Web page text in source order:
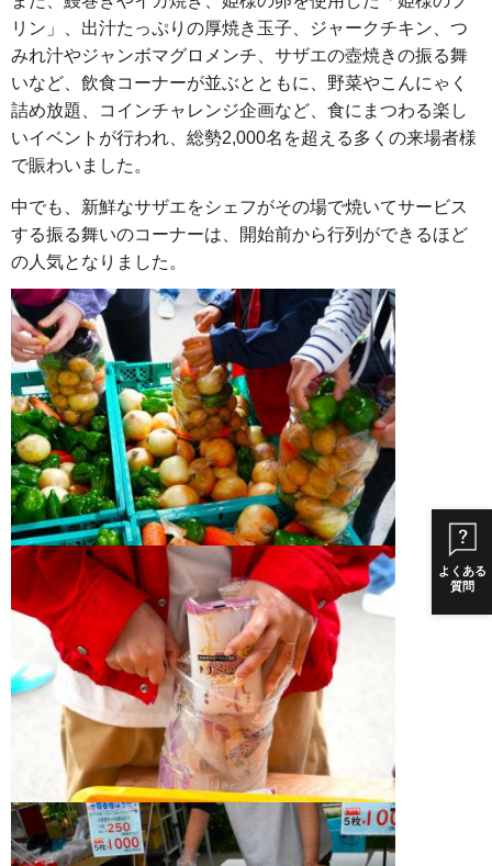
よくある
質問
リン」、出汁たっぷりの厚焼き玉子、ジャークチキン、つ
みれ汁やジャンボマグロメンチ、サザエの壺焼きの振る舞
いなど、飲食コーナーが並ぶとともに、野菜やこんにゃく
詰め放題、コインチャレンジ企画など、食にまつわる楽し
いイベントが行われ、総勢2,000名を超える多くの来場者様
で賑わいました。
中でも、新鮮なサザエをシェフがその場で焼いてサービス
する振る舞いのコーナーは、開始前から行列ができるほど
の人気となりました。